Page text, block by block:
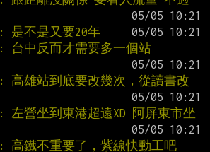
: 是不是又要20年
: 台中反而才需要多一個站
: 高雄站到底要改幾次，從讀書改
: 左營坐到東港超遠XD 阿屏東市坐
: 高鐵不重要了，紫線快動工吧